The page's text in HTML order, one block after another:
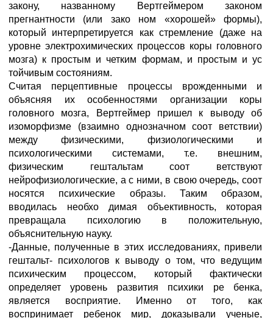
закону, названному Вертгеймером законом
прегнантности (или зако ном «хорошей» формы),
который интерпретируется как стремление (даже на
уровне электрохимических процессов коры головного
мозга) к простым и четким формам, и простым и ус
тойчивым состояниям.
Считая перцептивные процессы врожденными и
объясняя их особенностями организации коры
головного мозга, Вертгеймер пришел к выводу об
изоморфизме (взаимно однозначном соот ветствии)
между физическими, физиологическими и
психологическими системами, т.е. внешним,
физическим гештальтам соот ветствуют
нейрофизиологические, а с ними, в свою очередь, соот
носятся психические образы. Таким образом,
вводилась необхо димая объективность, которая
превращала психологию в положительную,
объяснительную науку.
-Данные, полученные в этих исследованиях, привели
гештальт- психологов к выводу о том, что ведущим
психическим процессом, который фактически
определяет уровень развития психики ре бенка,
является восприятие. Именно от того, как
воспринимает ребенок мир, доказывали ученые,